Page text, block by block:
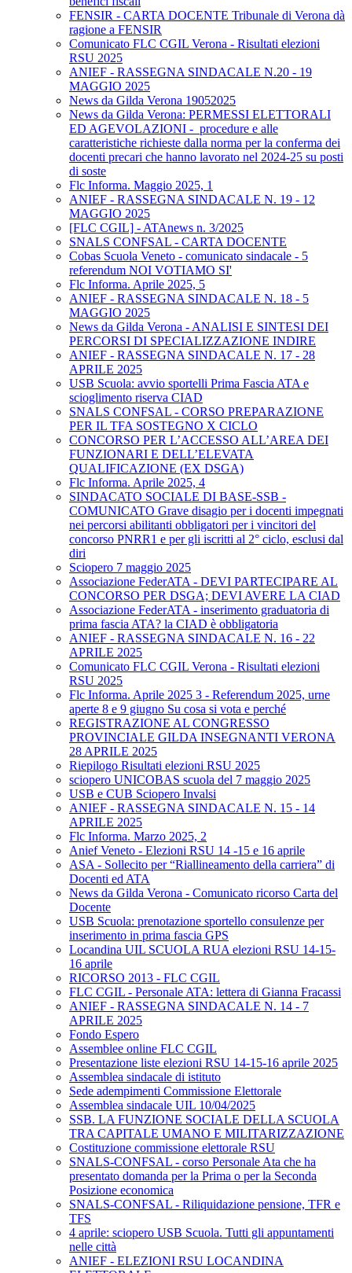
FENSIR - CARTA DOCENTE Tribunale di Verona dà
ragione a FENSIR
Comunicato FLC CGIL Verona - Risultati elezioni
RSU 2025
ANIEF - RASSEGNA SINDACALE N.20 - 19
MAGGIO 2025
News da Gilda Verona 19052025
News da Gilda Verona: PERMESSI ELETTORALI
ED AGEVOLAZIONI - procedure e alle
caratteristiche richieste dalla norma per la conferma dei
docenti precari che hanno lavorato nel 2024-25 su posti
di soste
Flc Informa. Maggio 2025, 1
ANIEF - RASSEGNA SINDACALE N. 19 - 12
MAGGIO 2025
[FLC CGIL] - ATAnews n. 3/2025
SNALS CONFSAL - CARTA DOCENTE
Cobas Scuola Veneto - comunicato sindacale - 5
referendum NOI VOTIAMO SI'
Flc Informa. Aprile 2025, 5
ANIEF - RASSEGNA SINDACALE N. 18 - 5
MAGGIO 2025
News da Gilda Verona - ANALISI E SINTESI DEI
PERCORSI DI SPECIALIZZAZIONE INDIRE
ANIEF - RASSEGNA SINDACALE N. 17 - 28
APRILE 2025
USB Scuola: avvio sportelli Prima Fascia ATA e
scioglimento riserva CIAD
SNALS CONFSAL - CORSO PREPARAZIONE
PER IL TFA SOSTEGNO X CICLO
CONCORSO PER L’ACCESSO ALL’AREA DEI
FUNZIONARI E DELL’ELEVATA
QUALIFICAZIONE (EX DSGA)
Flc Informa. Aprile 2025, 4
SINDACATO SOCIALE DI BASE-SSB -
COMUNICATO Grave disagio per i docenti impegnati
nei percorsi abilitanti obbligatori per i vincitori del
concorso PNRR1 e per gli iscritti al 2° ciclo, esclusi dal
diri
Sciopero 7 maggio 2025
Associazione FederATA - DEVI PARTECIPARE AL
CONCORSO PER DSGA; DEVI AVERE LA CIAD
Associazione FederATA - inserimento graduatoria di
prima fascia ATA? la CIAD è obbligatoria
ANIEF - RASSEGNA SINDACALE N. 16 - 22
APRILE 2025
Comunicato FLC CGIL Verona - Risultati elezioni
RSU 2025
Flc Informa. Aprile 2025 3 - Referendum 2025, urne
aperte 8 e 9 giugno Su cosa si vota e perché
REGISTRAZIONE AL CONGRESSO
PROVINCIALE GILDA INSEGNANTI VERONA
28 APRILE 2025
Riepilogo Risultati elezioni RSU 2025
sciopero UNICOBAS scuola del 7 maggio 2025
USB e CUB Sciopero Invalsi
ANIEF - RASSEGNA SINDACALE N. 15 - 14
APRILE 2025
Flc Informa. Marzo 2025, 2
Anief Veneto - Elezioni RSU 14 -15 e 16 aprile
ASA - Sollecito per “Riallineamento della carriera” di
Docenti ed ATA
News da Gilda Verona - Comunicato ricorso Carta del
Docente
USB Scuola: prenotazione sportello consulenze per
inserimento in prima fascia GPS
Locandina UIL SCUOLA RUA elezioni RSU 14-15-
16 aprile
RICORSO 2013 - FLC CGIL
FLC CGIL - Personale ATA: lettera di Gianna Fracassi
ANIEF - RASSEGNA SINDACALE N. 14 - 7
APRILE 2025
Fondo Espero
Assemblee online FLC CGIL
Presentazione liste elezioni RSU 14-15-16 aprile 2025
Assemblea sindacale di istituto
Sede adempimenti Commissione Elettorale
Assemblea sindacale UIL 10/04/2025
SSB. LA FUNZIONE SOCIALE DELLA SCUOLA
TRA CAPITALE UMANO E MILITARIZZAZIONE
Costituzione commissione elettorale RSU
SNALS-CONFSAL - corso Personale Ata che ha
presentato domanda per la Prima o per la Seconda
Posizione economica
SNALS-CONFSAL - Riliquidazione pensione, TFR e
TFS
4 aprile: sciopero USB Scuola. Tutti gli appuntamenti
nelle città
ANIEF - ELEZIONI RSU LOCANDINA